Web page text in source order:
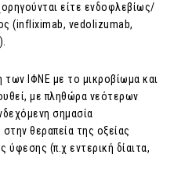
είτε ενδοφλεβίως/
(infliximab, vedolizumab,
των ΙΦΝΕ με το μικροβίωμα και
με πληθώρα νεότερων
σημασία
θεραπεία της οξείας
(π.χ εντερική δίαιτα,